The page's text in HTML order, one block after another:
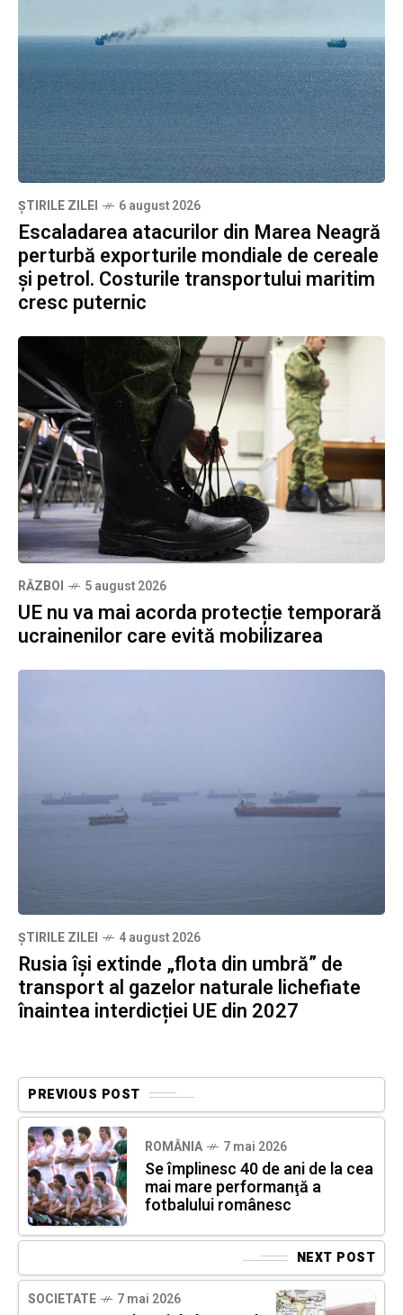
ȘTIRILE ZILEI 6 august 2026
Escaladarea atacurilor din Marea Neagră
perturbă exporturile mondiale de cereale
și petrol. Costurile transportului maritim
cresc puternic
RĂZBOI 5 august 2026
UE nu va mai acorda protecție temporară
ucrainenilor care evită mobilizarea
ȘTIRILE ZILEI 4 august 2026
Rusia își extinde „flota din umbră” de
transport al gazelor naturale lichefiate
înaintea interdicției UE din 2027
PREVIOUS POST
ROMÂNIA 7 mai 2026
Se împlinesc 40 de ani de la cea
mai mare performanţă a
fotbalului românesc
NEXT POST
SOCIETATE 7 mai 2026